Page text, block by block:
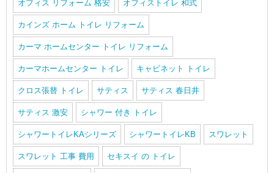
オフィス リフォーム 格安 オフィストイレ 和式
カインズ ホーム トイレ リフォーム
カーマ ホームセンター トイレ リフォーム
カーマホームセンター トイレ キャビネット トイレ
クロス張替 トイレ サティス サティス 春日井
サティス 激安 シャワー 付き トイレ
シャワートイレKAシリーズ シャワートイレKB スワレット
スワレット 工事 費用 セキスイ の トイレ